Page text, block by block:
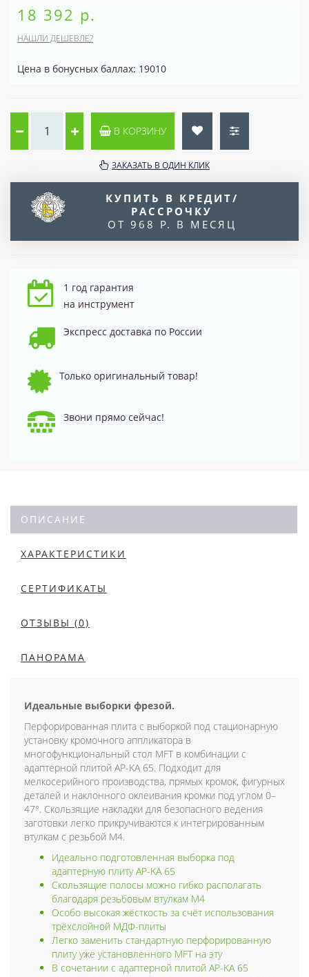
18 392 р.
НАШЛИ ДЕШЕВЛЕ?
Цена в бонусных баллах: 19010
В КОРЗИНУ
ЗАКАЗАТЬ В ОДИН КЛИК
КУПИТЬ В КРЕДИТ/
РАССРОЧКУ
ОТ 968 Р. В МЕСЯЦ
1 год гарантия
на инструмент
Экспресс доставка по России
Только оригинальный товар!
Звони прямо сейчас!
ОПИСАНИЕ
ХАРАКТЕРИСТИКИ
СЕРТИФИКАТЫ
ОТЗЫВЫ (0)
ПАНОРАМА
Идеальные выборки фрезой.
Перфорированная плита с выборкой под стационарную
установку кромочного аппликатора в
многофункциональный стол MFT в комбинации с
адаптерной плитой AP-KA 65. Подходит для
мелкосерийного производства, прямых кромок, фигурных
деталей и наклонного оклеивания кромки под углом 0–
47°. Скользящие накладки для безопасного ведения
заготовки легко прикручиваются к интегрированным
втулкам с резьбой M4.
Идеально подготовленная выборка под
адаптерную плиту AP-KA 65
Скользящие полосы можно гибко располагать
благодаря резьбовым втулкам M4
Особо высокая жёсткость за счёт использования
трёхслойной МДФ-плиты
Легко заменить стандартную перфорированную
плиту уже установленного MFT на эту
В сочетании с адаптерной плитой AP-KA 65